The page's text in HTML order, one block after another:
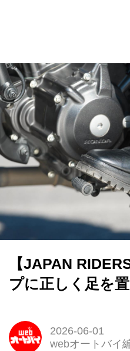
【JAPAN
プに正しく足を置
2026-06-01
webオートバイ